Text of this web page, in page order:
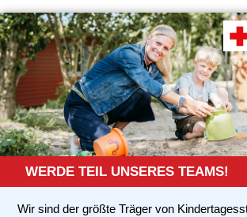
WERDE TEIL UNSERES TEAMS!
Wir sind der größte Träger von